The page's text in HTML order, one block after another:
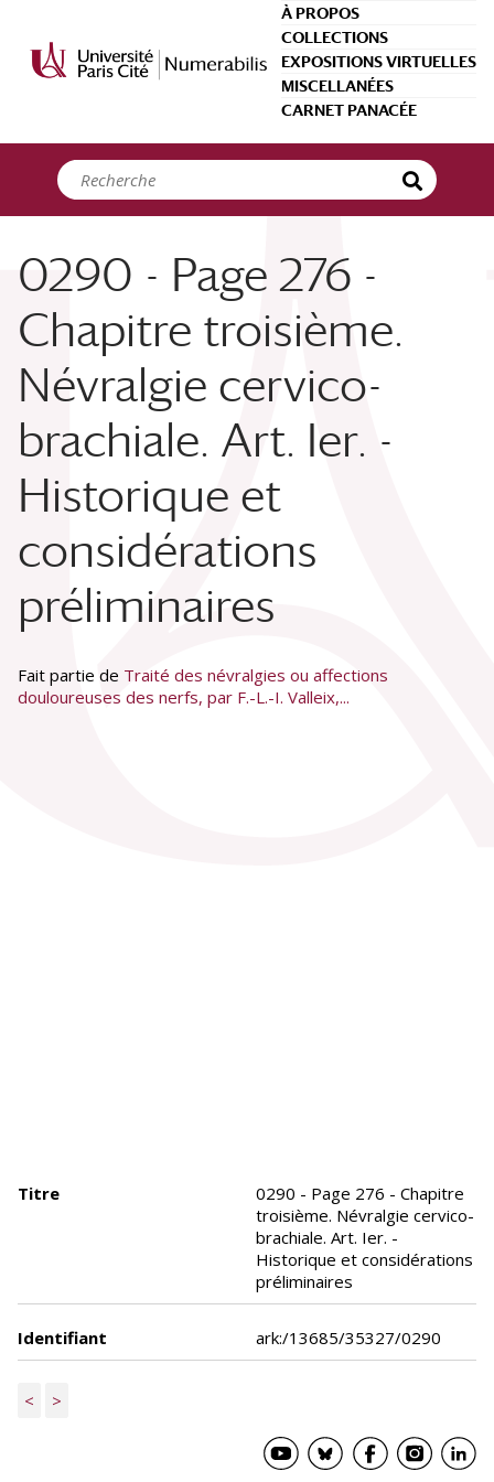
À PROPOS
COLLECTIONS
EXPOSITIONS VIRTUELLES
MISCELLANÉES
CARNET PANACÉE
0290 - Page 276 -
Chapitre troisième.
Névralgie cervico-
brachiale. Art. Ier. -
Historique et
considérations
préliminaires
Fait partie de Traité des névralgies ou affections
douloureuses des nerfs, par F.-L.-I. Valleix,...
Titre
0290 - Page 276 - Chapitre
troisième. Névralgie cervico-
brachiale. Art. Ier. -
Historique et considérations
préliminaires
Identifiant ark:/13685/35327/0290
< >